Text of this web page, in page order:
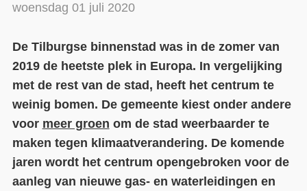
pagina
woensdag 01 juli 2020
De Tilburgse binnenstad was in de zomer van
2019 de heetste plek in Europa. In vergelijking
met de rest van de stad, heeft het centrum te
weinig bomen. De gemeente kiest onder andere
voor meer groen om de stad weerbaarder te
maken tegen klimaatverandering. De komende
jaren wordt het centrum opengebroken voor de
aanleg van nieuwe gas- en waterleidingen en
Subsidies
Contact
Over ons
LIFE-IP Klimaatadaptatie